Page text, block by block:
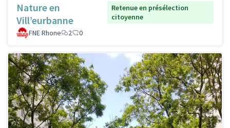
Nature en
Vill’eurbanne
Retenue en présélection
citoyenne
FNE Rhone
2 0